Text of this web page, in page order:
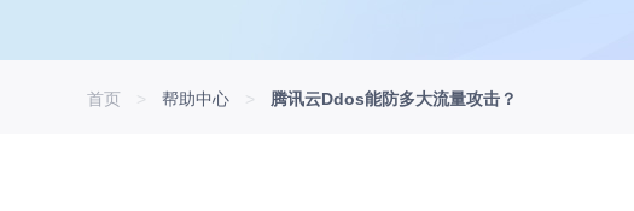
首页 > 帮助中心 > 腾讯云Ddos能防多大流量攻击？